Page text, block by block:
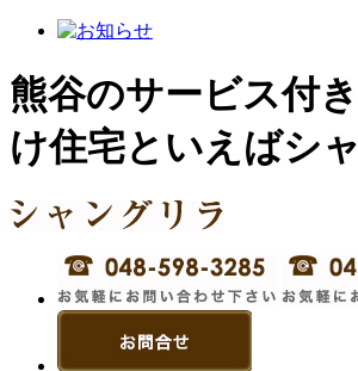
熊谷のサービス付
け住宅といえばシ